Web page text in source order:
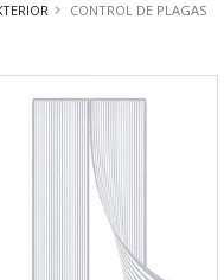
CONTROL DE PLAGAS